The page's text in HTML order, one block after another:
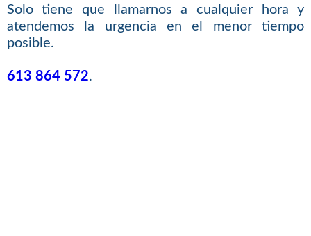
Solo tiene que llamarnos a cualquier hora y
atendemos la urgencia en el menor tiempo
posible.
613 864 572.